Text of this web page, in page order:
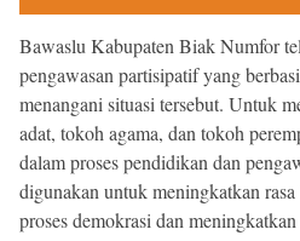
Bawaslu Kabupaten Biak Numfor
pengawasan partisipatif yang
menangani situasi tersebut. Untuk
adat, tokoh agama, dan tokoh
dalam proses pendidikan dan
digunakan untuk meningkatkan
proses demokrasi dan